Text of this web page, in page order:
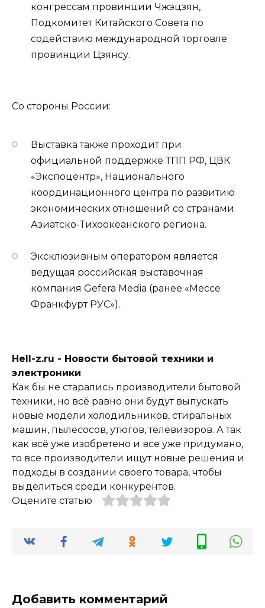
конгрессам провинции Чжэцзян,
Подкомитет Китайского Совета по
содействию международной торговле
провинции Цзянсу.
Со стороны России:
Выставка также проходит при
официальной поддержке ТПП РФ, ЦВК
«Экспоцентр», Национального
координационного центра по развитию
экономических отношений со странами
Азиатско-Тихоокеанского региона.
Эксклюзивным оператором является
ведущая российская выставочная
компания Gefera Media (ранее «Мессе
Франкфурт РУС»).
Hell-z.ru - Новости бытовой техники и
электроники
Как бы не старались производители бытовой
техники, но всё равно они будут выпускать
новые модели холодильников, стиральных
машин, пылесосов, утюгов, телевизоров. А так
как всё уже изобретено и все уже придумано,
то все производители ищут новые решения и
подходы в создании своего товара, чтобы
выделиться среди конкурентов.
Оцените статью
Добавить комментарий